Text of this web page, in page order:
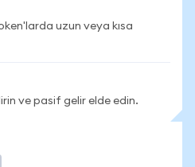
uzun veya kısa
ve pasif gelir elde edin.